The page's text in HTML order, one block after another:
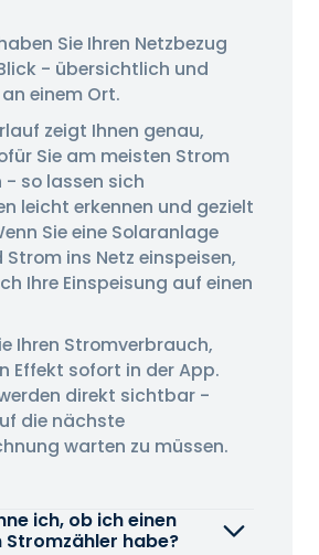
Sie Ihren Netzbezug
- übersichtlich und
einem Ort.
zeigt Ihnen genau,
Sie am meisten Strom
so lassen sich
leicht erkennen und gezielt
Sie eine Solaranlage
ins Netz einspeisen,
Ihre Einspeisung auf einen
Ihren Stromverbrauch,
Effekt sofort in der App.
direkt sichtbar -
die nächste
warten zu müssen.
ich, ob ich einen
habe?